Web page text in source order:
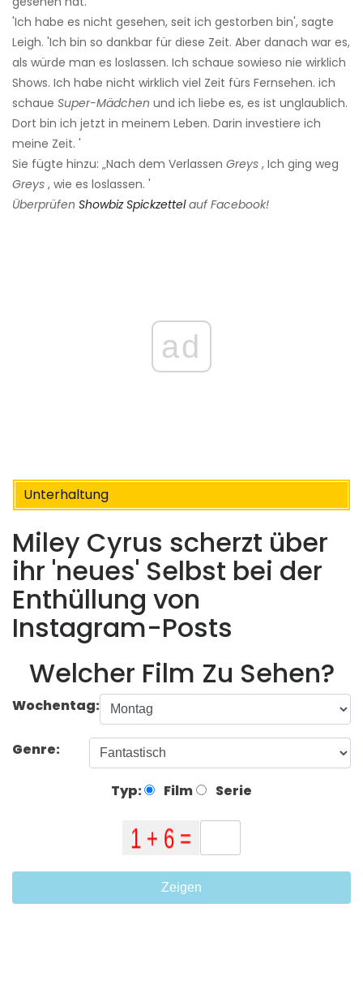
'Ich habe es nicht gesehen, seit ich gestorben bin', sagte
Leigh. 'Ich bin so dankbar für diese Zeit. Aber danach war es,
als würde man es loslassen. Ich schaue sowieso nie wirklich
Shows. Ich habe nicht wirklich viel Zeit fürs Fernsehen. ich
schaue Super-Mädchen und ich liebe es, es ist unglaublich.
Dort bin ich jetzt in meinem Leben. Darin investiere ich
meine Zeit. '
Sie fügte hinzu: „Nach dem Verlassen Greys , Ich ging weg
Greys , wie es loslassen. '
Überprüfen Showbiz Spickzettel auf Facebook!
ad
Unterhaltung
Miley Cyrus scherzt über
ihr 'neues' Selbst bei der
Enthüllung von
Instagram-Posts
Welcher Film Zu Sehen?
Wochentag:
Genre:
Typ: Film Serie
Zeigen